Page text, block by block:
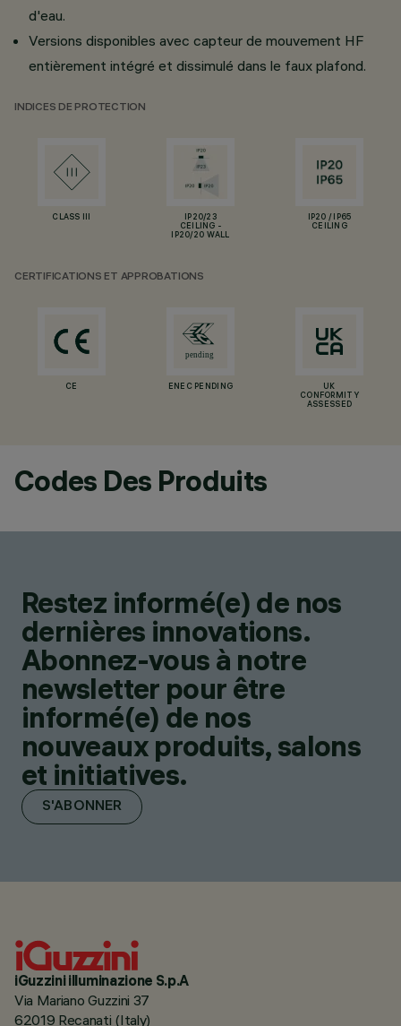
d'eau.
Versions disponibles avec capteur de mouvement HF
entièrement intégré et dissimulé dans le faux plafond.
INDICES DE PROTECTION
CLASS III
IP20/23
CEILING -
IP20/20 WALL
IP20 / IP65
CEILING
CERTIFICATIONS ET APPROBATIONS
CE ENEC PENDING
UK
CONFORMITY
ASSESSED
Codes Des Produits
Restez informé(e) de nos
dernières innovations.
Abonnez-vous à notre
newsletter pour être
informé(e) de nos
nouveaux produits, salons
et initiatives.
S'ABONNER
iGuzzini illuminazione S.p.A
Via Mariano Guzzini 37
62019 Recanati (Italy)